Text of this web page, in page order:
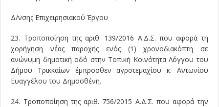
Δ/νσης Επιχειρησιακού Έργου
23. Τροποποίηση της αριθ. 139/2016 Α.Δ.Σ. που αφορά τη
χορήγηση νέας παροχής ενός (1) χρονοδιακόπτη σε
ανώνυμη δημοτική οδό στην Τοπική Κοινότητα Λόγγου του
Δήμου Τρικκαίων έμπροσθεν αγροτεμαχίου κ. Αντωνίου
Ευαγγέλου του Δημοσθένη.
24. Τροποποίηση της αριθ. 756/2015 Α.Δ.Σ. που αφορά την